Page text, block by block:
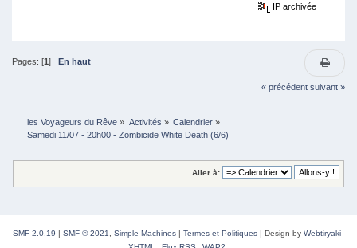
IP archivée
Pages: [1] En haut
« précédent suivant »
les Voyageurs du Rêve » Activités » Calendrier»
Samedi 11/07 - 20h00 - Zombicide White Death (6/6)
Aller à:
SMF 2.0.19 | SMF © 2021 Simple Machines| Termes et Politiques | Design by Webtiryaki